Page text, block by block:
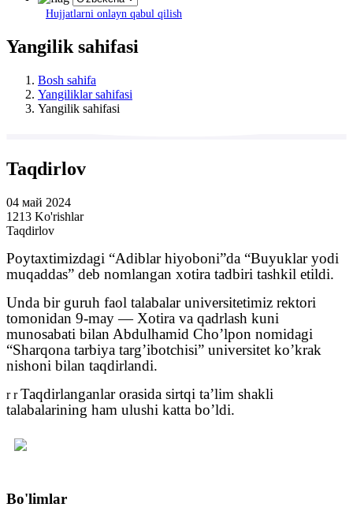
Hujjatlarni onlayn qabul qilish
Yangilik sahifasi
Bosh sahifa
Yangiliklar sahifasi
Yangilik sahifasi
Taqdirlov
04 май 2024
1213 Ko'rishlar
Taqdirlov
Poytaxtimizdagi “Adiblar hiyoboni”da “Buyuklar yodi
muqaddas” deb nomlangan xotira tadbiri tashkil etildi.
Unda bir guruh faol talabalar universitetimiz rektori
tomonidan 9-may — Xotira va qadrlash kuni
munosabati bilan Abdulhamid Cho’lpon nomidagi
“Sharqona tarbiya targ’ibotchisi” universitet ko’krak
nishoni bilan taqdirlandi.
r rTaqdirlanganlar orasida sirtqi ta’lim shakli
talabalarining ham ulushi katta bo’ldi.
Bo'limlar